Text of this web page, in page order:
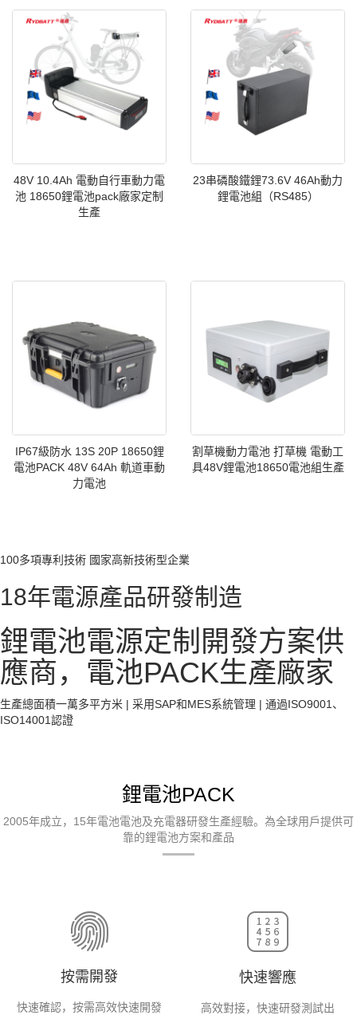
48V 10.4Ah 電動自行車動力電
池 18650鋰電池pack廠家定制
生產
23串磷酸鐵鋰73.6V 46Ah動力
鋰電池組（RS485）
IP67級防水 13S 20P 18650鋰
電池PACK 48V 64Ah 軌道車動
力電池
割草機動力電池 打草機 電動工
具48V鋰電池18650電池組生產
100多項專利技術 國家高新技術型企業
18年電源產品研發制造
鋰電池電源定制開發方案供
應商，電池PACK生產廠家
生產總面積一萬多平方米 | 采用SAP和MES系統管理 | 通過ISO9001、
ISO14001認證
鋰電池PACK
2005年成立，15年電池電池及充電器研發生產經驗。為全球用戶提供可
靠的鋰電池方案和產品
按需開發
快速確認，按需高效快速開發
快速響應
高效對接，快速研發測試出